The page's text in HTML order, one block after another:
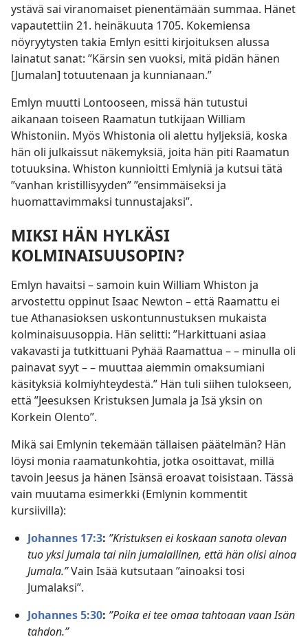
ystävä sai viranomaiset pienentämään summaa. Hänet
vapautettiin 21. heinäkuuta 1705. Kokemiensa
nöyryytysten takia Emlyn esitti kirjoituksen alussa
lainatut sanat: ”Kärsin sen vuoksi, mitä pidän hänen
[Jumalan] totuutenaan ja kunnianaan.”
Emlyn muutti Lontooseen, missä hän tutustui
aikanaan toiseen Raamatun tutkijaan William
Whistoniin. Myös Whistonia oli alettu hyljeksiä, koska
hän oli julkaissut näkemyksiä, joita hän piti Raamatun
totuuksina. Whiston kunnioitti Emlyniä ja kutsui tätä
”vanhan kristillisyyden” ”ensimmäiseksi ja
huomattavimmaksi tunnustajaksi”.
MIKSI HÄN HYLKÄSI
KOLMINAISUUSOPIN?
Emlyn havaitsi – samoin kuin William Whiston ja
arvostettu oppinut Isaac Newton – että Raamattu ei
tue Athanasioksen uskontunnustuksen mukaista
kolminaisuusoppia. Hän selitti: ”Harkittuani asiaa
vakavasti ja tutkittuani Pyhää Raamattua – – minulla oli
painavat syyt – – muuttaa aiemmin omaksumiani
käsityksiä kolmiyhteydestä.” Hän tuli siihen tulokseen,
että ”Jeesuksen Kristuksen Jumala ja Isä yksin on
Korkein Olento”.
Mikä sai Emlynin tekemään tällaisen päätelmän? Hän
löysi monia raamatunkohtia, jotka osoittavat, millä
tavoin Jeesus ja hänen Isänsä eroavat toisistaan. Tässä
vain muutama esimerkki (Emlynin kommentit
kursiivilla):
Johannes 17:3: ”Kristuksen ei koskaan sanota olevan
tuo yksi Jumala tai niin jumalallinen, että hän olisi ainoa
Jumala.”Vain Isää kutsutaan ”ainoaksi tosi
Jumalaksi”.
Johannes 5:30: ”Poika ei tee omaa tahtoaan vaan Isän
tahdon.”